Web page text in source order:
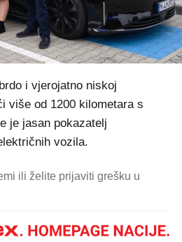
i vjerojatno niskoj
više od 1200 kilometara s
je jasan pokazatelj
vozila.
ili želite prijaviti grešku u